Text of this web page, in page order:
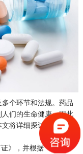
个环节和法规。药品
们的生命健康，因此
将详细探讨药品出口
》，并根据《药品出